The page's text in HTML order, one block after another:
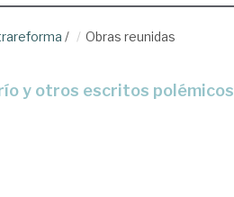
/ Obras reunidas
y otros escritos polémicos